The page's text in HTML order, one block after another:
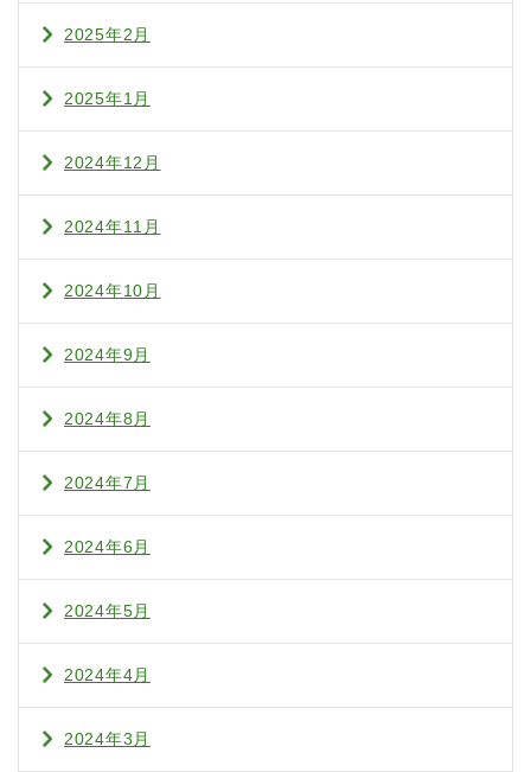
2025年2月
2025年1月
2024年12月
2024年11月
2024年10月
2024年9月
2024年8月
2024年7月
2024年6月
2024年5月
2024年4月
2024年3月